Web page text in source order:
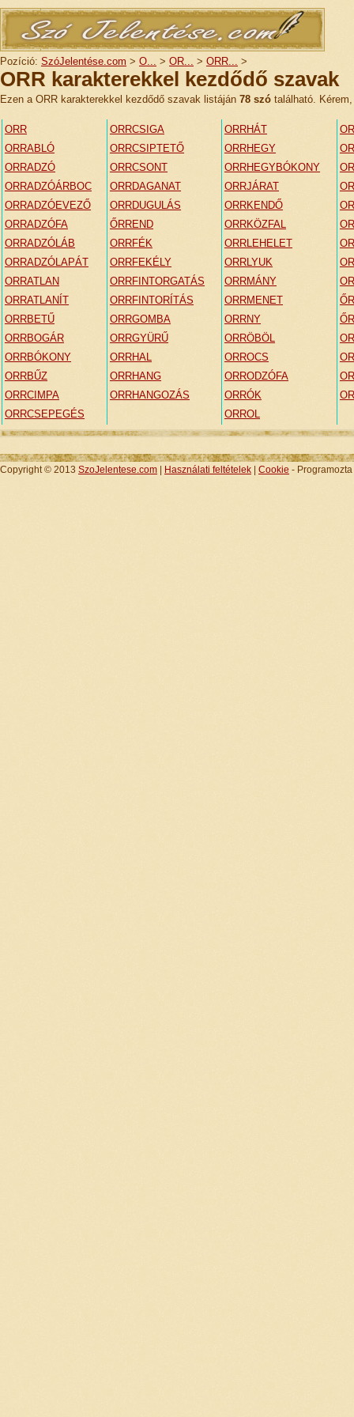
Pozíció: SzóJelentése.com > O... > OR... > ORR... >
ORR karakterekkel kezdődő szavak
Ezen a ORR karakterekkel kezdődő szavak listáján 78 szó található.
ORR
ORRABLÓ
ORRADZÓ
ORRADZÓÁRBOC
ORRADZÓEVEZŐ
ORRADZÓFA
ORRADZÓLÁB
ORRADZÓLAPÁT
ORRATLAN
ORRATLANÍT
ORRBETŰ
ORRBOGÁR
ORRBÓKONY
ORRBŰZ
ORRCIMPA
ORRCSEPEGÉS
ORRCSIGA
ORRCSIPTETŐ
ORRCSONT
ORRDAGANAT
ORRDUGULÁS
ŐRREND
ORRFÉK
ORRFEKÉLY
ORRFINTORGATÁS
ORRFINTORÍTÁS
ORRGOMBA
ORRGYÜRŰ
ORRHAL
ORRHANG
ORRHANGOZÁS
ORRHÁT
ORRHEGY
ORRHEGYBÓKONY
ORRJÁRAT
ORRKENDŐ
ORRKÖZFAL
ORRLEHELET
ORRLYUK
ORRMÁNY
ORRMENET
ORRNY
ORRÖBÖL
ORROCS
ORRODZÓFA
ORRÓK
ORROL
Copyright © 2013 SzoJelentese.com Használati feltételek Cookie - Programozta